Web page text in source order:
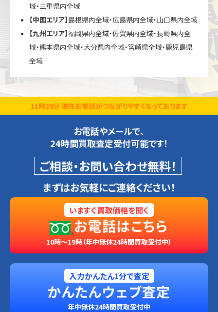
域・三重県内全域
【中国エリア】島根県内全域・広島県内全域・山口県内全域
【九州エリア】福岡県内全域・佐賀県内全域・長崎県内全
域・熊本県内全域・大分県内全域・宮崎県全域・鹿児島県
全域
11時29分 現在お電話がつながりやすくなっております
お電話やメールで、
24時間買取査定受付可能です！
ご相談・お問い合わせ無料！
まずはお気軽にご連絡ください！
いますぐ買取価格を聞く
お電話はこちら
10時～19時（年中無休24時間買取受付中）
入力かんたん1分で査定
かんたんウェブ査定
年中無休24時間買取受付中